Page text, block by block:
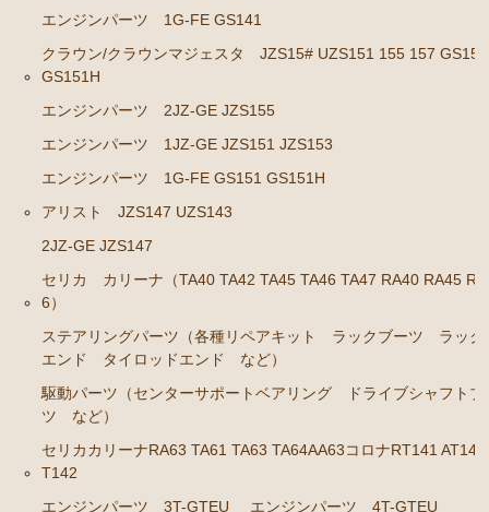
クラウン/クラウンマジェスタ JZS14# UZS141 143 147
GS141
S149
クラウン/クラウンマジェスタ JZS15# UZS151 155 157
エンジンパーツ 2JZ-GE JZS155
エンジンパーツ 1JZ-GE JZS151 JZS153
アリスト JZS147 UZS143
2JZ-GE JZS147
セリカ カリーナ（TA40 TA42 TA45 TA46 TA47 RA40
エンジンパーツ 1G-FE GS141
クラウン/クラウンマジェスタ JZS15# UZS151 155 157 GS151
GS151H
エンジンパーツ 2JZ-GE JZS155
エンジンパーツ 1JZ-GE JZS151 JZS153
エンジンパーツ 1G-FE GS151 GS151H
アリスト JZS147 UZS143
2JZ-GE JZS147
セリカ カリーナ（TA40 TA42 TA45 TA46 TA47 RA40 RA45
6）
ステアリングパーツ（各種リペアキット ラックブーツ ラック
エンド タイロッドエンド など）
駆動パーツ（センターサポートベアリング ドライブシャフトブ
ツ など）
セリカカリーナRA63 TA61 TA63 TA64AA63コロナRT141
T142
エンジンパーツ 3T-GTEU
エンジンパーツ 4T-GTEU